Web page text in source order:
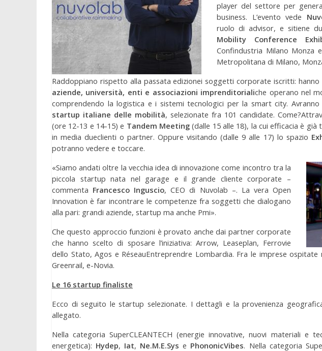
player del settore per
business. L’evento vede
ruolo di advisor, e sitiene
Mobility Conference
Confindustria Milano Monza
Metropolitana di Milano,
Raddoppiano rispetto alla passata edizionei soggetti corporate iscritti:
aziende, università, enti e associazioni imprenditorialiche operano nel
comprendendo la logistica e i sistemi tecnologici per la smart city. Avranno
startup italiane delle mobilità, selezionate fra 101 candidate.
(ore 12-13 e 14-15) e Tandem Meeting(dalle 15 alle 18), la cui efficacia è
in media dueclienti o partner. Oppure visitando (dalle 9 alle 17) lo spazio
potranno vedere e toccare.
«Siamo andati oltre la vecchia idea di innovazione come incontro tra la
piccola startup nata nel garage e il grande cliente corporate –
commenta Francesco Inguscio, CEO di Nuvolab –. La vera Open
Innovation è far incontrare le competenze fra soggetti che dialogano
alla pari: grandi aziende, startup ma anche Pmi».
Che questo approccio funzioni è provato anche dai partner corporate
che hanno scelto di sposare l’iniziativa: Arrow, Leaseplan, Ferrovie
dello Stato, Agos e RéseauEntreprendre Lombardia. Fra le imprese ospitate
Greenrail, e-Novia.
Le 16 startup finaliste
Ecco di seguito le startup selezionate. I dettagli e la provenienza
allegato.
Nella categoria SuperCLEANTECH (energie innovative, nuovi materiali e
energetica): Hydep, Iat, Ne.M.E.Sys e PhononicVibes. Nella categoria